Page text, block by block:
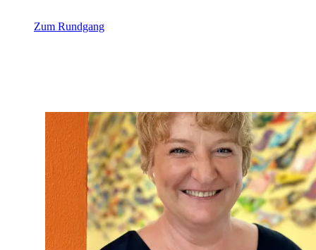
Zum Rundgang